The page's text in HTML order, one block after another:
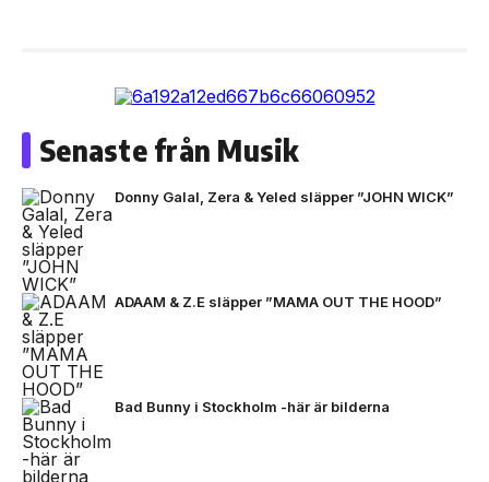
Senaste från Musik
Donny Galal, Zera & Yeled släpper ”JOHN WICK”
ADAAM & Z.E släpper ”MAMA OUT THE HOOD”
Bad Bunny i Stockholm -här är bilderna